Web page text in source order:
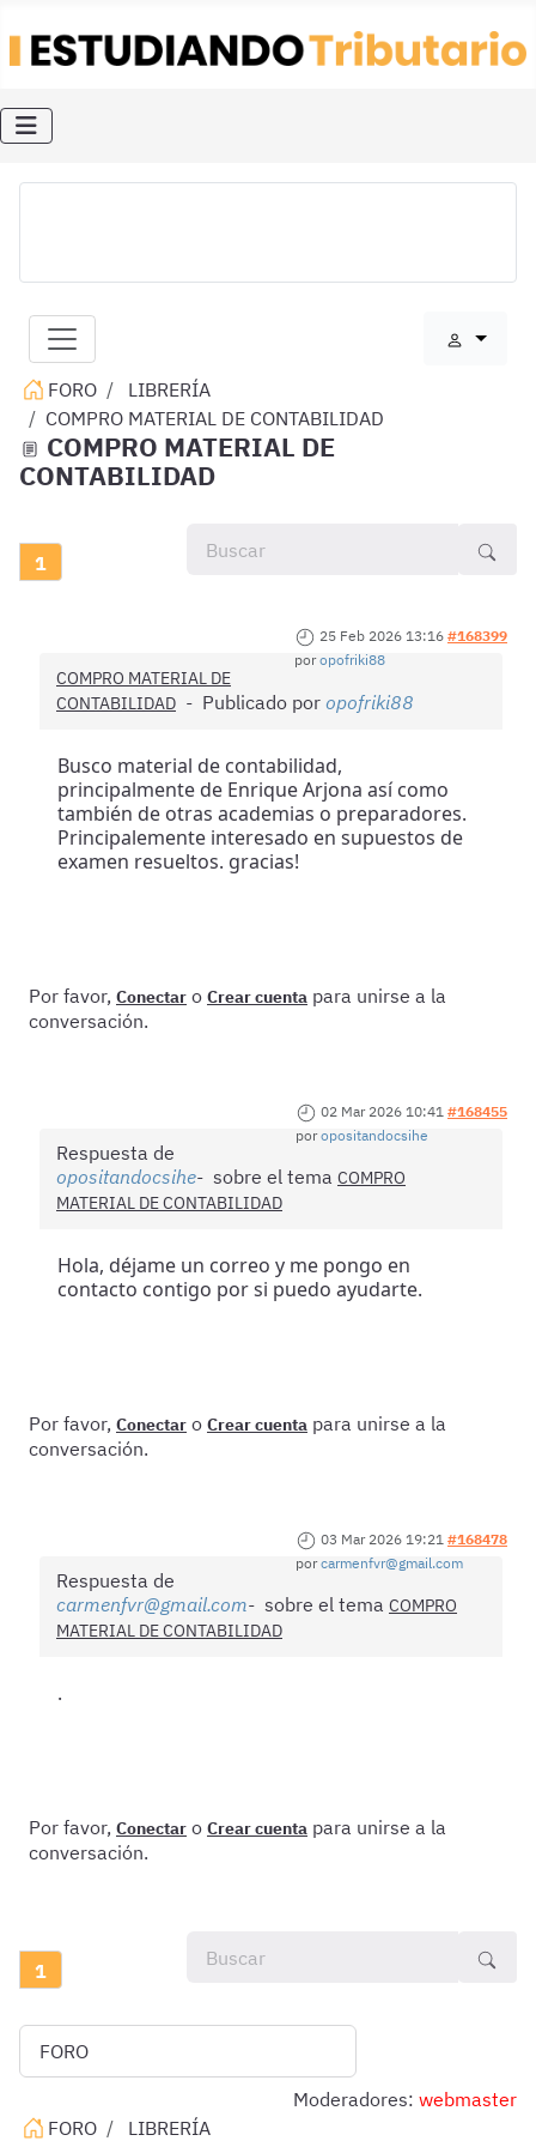
FORO
LIBRERÍA
COMPRO MATERIAL DE CONTABILIDAD
COMPRO MATERIAL DE
CONTABILIDAD
1
25 Feb 2026 13:16 #168399
poropofriki88
COMPRO MATERIAL DE
CONTABILIDAD
Publicado por opofriki88
Busco material de contabilidad,
principalmente de Enrique Arjona así como
también de otras academias o preparadores.
Principalemente interesado en supuestos de
examen resueltos. gracias!
Por favor, Conectar o Crear cuenta para unirse a la
conversación.
02 Mar 2026 10:41 #168455
poropositandocsihe
Respuesta de
opositandocsihe
sobre el tema COMPRO
MATERIAL DE CONTABILIDAD
Hola, déjame un correo y me pongo en
contacto contigo por si puedo ayudarte.
Por favor, Conectar o Crear cuenta para unirse a la
conversación.
03 Mar 2026 19:21 #168478
porcarmenfvr@gmail.com
Respuesta de
carmenfvr@gmail.com
sobre el tema COMPRO
MATERIAL DE CONTABILIDAD
.
Por favor, Conectar o Crear cuenta para unirse a la
conversación.
1
Moderadores: webmaster
FORO
LIBRERÍA